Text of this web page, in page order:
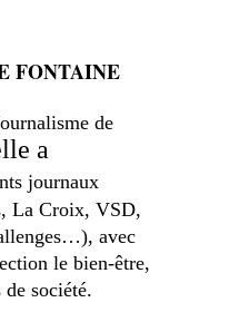
FONTAINE
de
a
journaux
La Croix, VSD,
avec
le bien-être,
société.